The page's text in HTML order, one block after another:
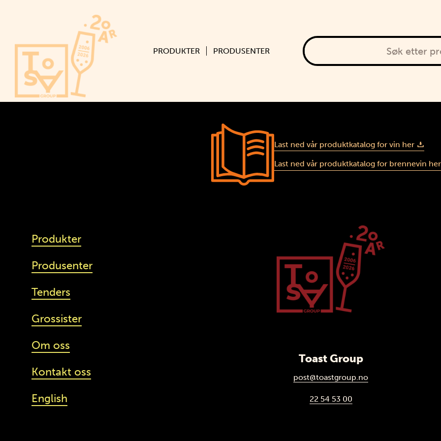
PRODUKTER PRODUSENTER
Søk etter produkt
Last ned vår produktkatalog for vin her
Last ned vår produktkatalog for brennevin her
Produkter
Produsenter
Tenders
Grossister
Om oss
Kontakt oss
English
Toast Group
post@toastgroup.no
22 54 53 00